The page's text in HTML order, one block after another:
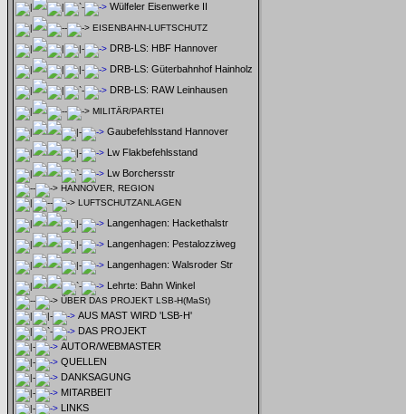
Wülfeler Eisenwerke II
EISENBAHN-LUFTSCHUTZ
DRB-LS: HBF Hannover
DRB-LS: Güterbahnhof Hainholz
DRB-LS: RAW Leinhausen
MILITÄR/PARTEI
Gaubefehlsstand Hannover
Lw Flakbefehlsstand
Lw Borchersstr
HANNOVER, REGION
LUFTSCHUTZANLAGEN
Langenhagen: Hackethalstr
Langenhagen: Pestalozziweg
Langenhagen: Walsroder Str
Lehrte: Bahn Winkel
ÜBER DAS PROJEKT LSB-H(MaSt)
AUS MAST WIRD 'LSB-H'
DAS PROJEKT
AUTOR/WEBMASTER
QUELLEN
DANKSAGUNG
MITARBEIT
LINKS